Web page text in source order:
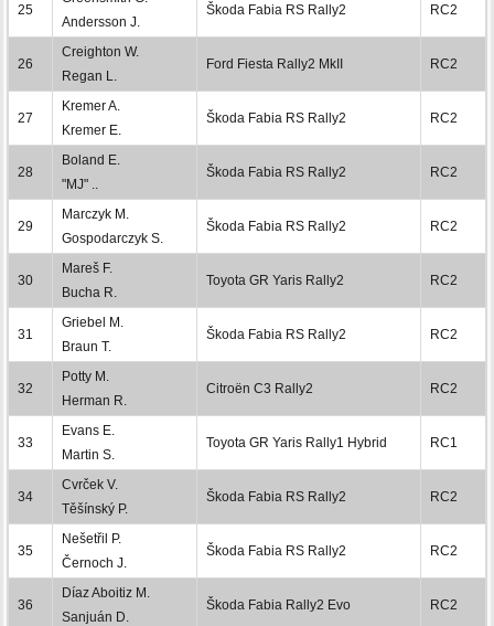
25
Andersson J.
Škoda Fabia RS Rally2 RC2
26
Creighton W.
Regan L.
Ford Fiesta Rally2 MkII RC2
27
Kremer A.
Kremer E.
Škoda Fabia RS Rally2 RC2
28
Boland E.
"MJ" ..
Škoda Fabia RS Rally2 RC2
29
Marczyk M.
Gospodarczyk S.
Škoda Fabia RS Rally2 RC2
30
Mareš F.
Bucha R.
Toyota GR Yaris Rally2 RC2
31
Griebel M.
Braun T.
Škoda Fabia RS Rally2 RC2
32
Potty M.
Herman R.
Citroën C3 Rally2 RC2
33
Evans E.
Martin S.
Toyota GR Yaris Rally1 Hybrid RC1
34
Cvrček V.
Těšínský P.
Škoda Fabia RS Rally2 RC2
35
Nešetřil P.
Černoch J.
Škoda Fabia RS Rally2 RC2
36
Díaz Aboitiz M.
Sanjuán D.
Škoda Fabia Rally2 Evo RC2